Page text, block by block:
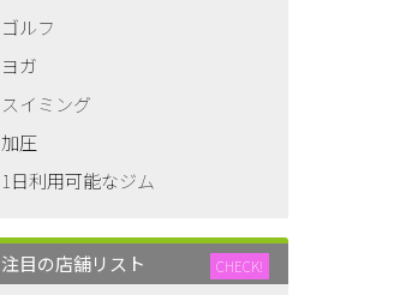
ゴルフ
ヨガ
スイミング
加圧
1日利用可能なジム
注目の店舗リスト CHECK!